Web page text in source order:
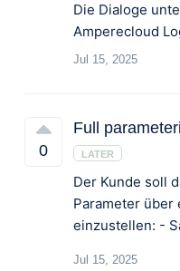
Die Dialoge
Amperecloud
Jul 15, 2025
0
Full
LATER
Der Kunde soll
Parameter
Jul 15, 2025